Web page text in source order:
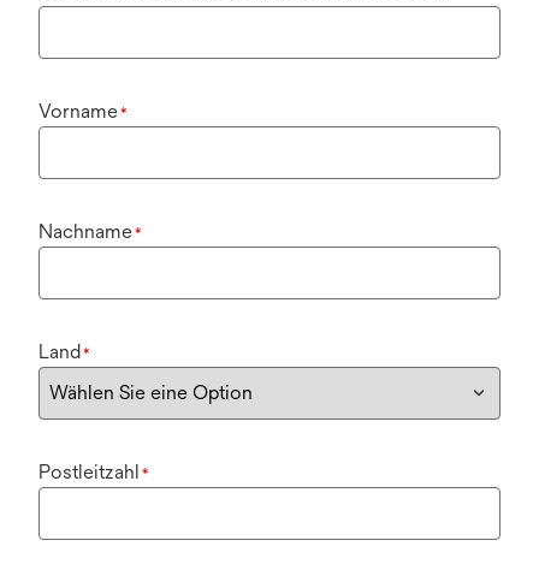
Vorname*
Nachname*
Land *
Postleitzahl *